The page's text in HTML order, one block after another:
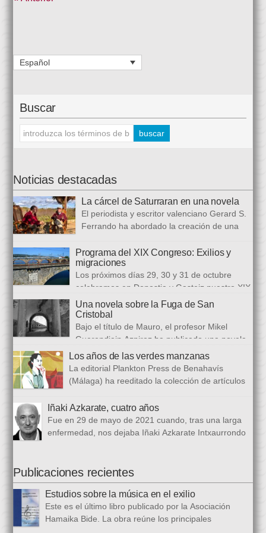
Español
Buscar
Noticias destacadas
La cárcel de Saturraran en una novela
El periodista y escritor valenciano Gerard S.
Ferrando ha abordado la creación de una
realidad actual, con numerosas referencias al pasado. El ciclo
se inició en 2024 con Cariño, soy un iai@flauta, continuó en
2025 con Los abrazos aplazados y finalizará con Las
ausencias que heredamos, directamente ligada […]
Programa del XIX Congreso: Exilios y
migraciones
Los próximos días 29, 30 y 31 de octubre
celebramos en Donostia y Gasteiz nuestro XIX
congreso internacional, con especialistas de muy diversas
universidades y procedencias. En esta ocasión se trata de
establecer paralelismos entre los fugitivos de la Guerra Civil
española y estos otros hombres y mujeres que arriban a
nuestro país desde territorios […]
Una novela sobre la Fuga de San
Cristobal
Bajo el título de Mauro, el profesor Mikel
Guerendiain Azpiroz ha publicado una novela
histórica en castellano en la que ficciona los sucesos de la
tristemente fuga del fuerte de San Cristobal, en el monte
Ezkaba, una de las mayores evasiones carcelarias de Europa,
que se convirtió en un auténtico baño de sangre: 206
republicanos […]
Los años de las verdes manzanas
La editorial Plankton Press de Benahavís
(Málaga) ha reeditado la colección de artículos
de las verdes manzanas” Cecilia García de Guilarte publicó del
1 de marzo al 24 de octubre de 1968, en el periódico franquista
La Voz de España. Esta colección, dieciséis artículos, había
sido parcialmente […]
Iñaki Azkarate, cuatro años
Fue en 29 de mayo de 2021 cuando, tras una larga
enfermedad, nos dejaba Iñaki Azkarate Intxaurrondo
desde sus mismos inicios. Entre nosotros dejó el recuerdo de
una persona trabajadora y comprometida, que huía de
protagonismos y cargos oficiales. Sus aficiones […]
Publicaciones recientes
Estudios sobre la música en el exilio
Este es el último libro publicado por la Asociación
Hamaika Bide. La obra reúne los principales